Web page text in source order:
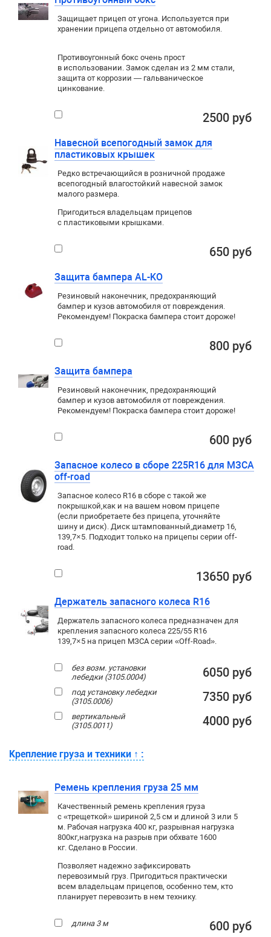
Защищает прицеп от угона. Используется при
хранении прицепа отдельно от автомобиля.
Противоугонный бокс очень прост
в использовании. Замок сделан из 2 мм стали,
защита от коррозии — гальваническое
цинкование.
2500 руб
Навесной всепогодный замок для
пластиковых крышек
Редко встречающийся в розничной продаже
всепогодный влагостойкий навесной замок
малого размера.
Пригодиться владельцам прицепов
с пластиковыми крышками.
650 руб
Защита бампера AL-KO
Резиновый наконечник, предохраняющий
бампер и кузов автомобиля от повреждения.
Рекомендуем! Покраска бампера стоит дороже!
800 руб
Защита бампера
Резиновый наконечник, предохраняющий
бампер и кузов автомобиля от повреждения.
Рекомендуем! Покраска бампера стоит дороже!
600 руб
Запасное колесо в сборе 225R16 для МЗСА
off-road
Запасное колесо R16 в сборе с такой же
покрышкой,как и на вашем новом прицепе
(если приобретаете без прицепа, уточняйте
шину и диск). Диск штампованный,диаметр 16,
139,7×5. Подходит только на прицепы серии off-
road.
13650 руб
Держатель запасного колеса R16
Держатель запасного колеса предназначен для
крепления запасного колеса 225/55 R16
139,7×5 на прицеп МЗСА серии «Off-Road».
без возм. установки
лебедки (3105.0004)
6050 руб
под установку лебедки
(3105.0006)
7350 руб
вертикальный
(3105.0011)
4000 руб
Крепление груза и техники ↑ :
Ремень крепления груза 25 мм
Качественный ремень крепления груза
с «трещеткой» шириной 2,5 см и длиной 3 или 5
м. Рабочая нагрузка 400 кг, разрывная нагрузка
800кг,нагрузка на разрыв при обхвате 1600
кг. Сделано в России.
Позволяет надежно зафиксировать
перевозимый груз. Пригодиться практически
всем владельцам прицепов, особенно тем, кто
планирует перевозить в нем технику.
длина 3 м 600 руб